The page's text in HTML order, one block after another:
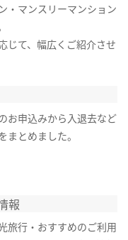
・マンスリーマンション
じて、幅広くご紹介させ
お申込みから入退去など
まとめました。
報
旅行・おすすめのご利用